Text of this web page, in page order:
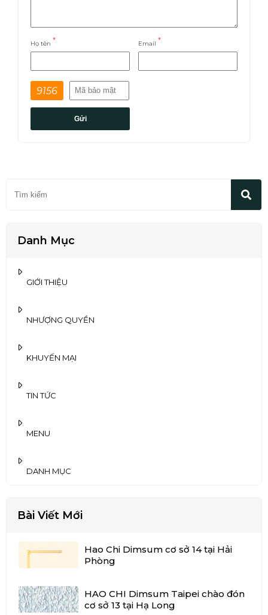
Họ tên * Email *
9156
Gửi
Danh Mục
GIỚI THIỆU
NHƯỢNG QUYỀN
KHUYẾN MẠI
TIN TỨC
MENU
DANH MỤC
Bài Viết Mới
Hao Chi Dimsum cơ sở 14 tại Hải
Phòng
HAO CHI Dimsum Taipei chào đón
cơ sở 13 tại Hạ Long